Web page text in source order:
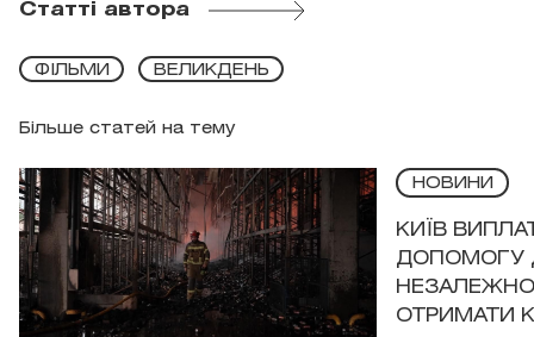
Статті автора
Більше статей на тему
ФІЛЬМИ ВЕЛИКДЕНЬ
НОВИНИ
КИЇВ
ДОПОМОГУ
ОТРИМАТИ